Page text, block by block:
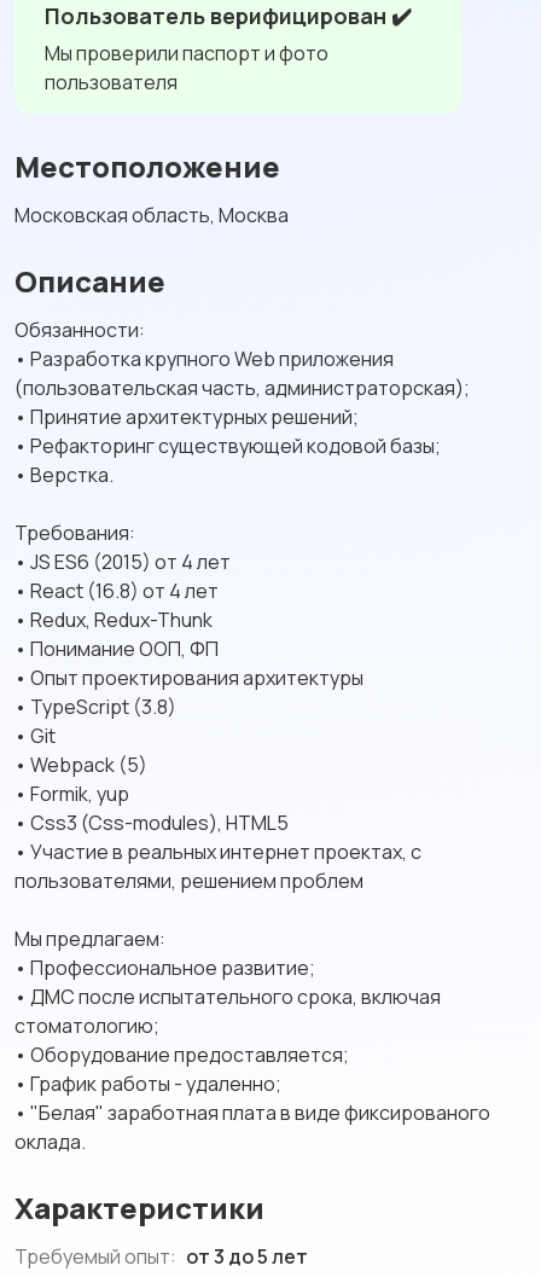
Пользователь верифицирован ✔️
Мы проверили паспорт и фото
пользователя
Местоположение
Московская область, Москва
Описание
Обязанности:
• Разработка крупного Web приложения
(пользовательская часть, администраторская);
• Принятие архитектурных решений;
• Рефакторинг существующей кодовой базы;
• Верстка.
Требования:
• JS ES6 (2015) от 4 лет
• React (16.8) от 4 лет
• Redux, Redux-Thunk
• Понимание ООП, ФП
• Опыт проектирования архитектуры
• TypeScript (3.8)
• Git
• Webpack (5)
• Formik, yup
• Css3 (Css-modules), HTML5
• Участие в реальных интернет проектах, с
пользователями, решением проблем
Мы предлагаем:
• Профессиональное развитие;
• ДМС после испытательного срока, включая
стоматологию;
• Оборудование предоставляется;
• График работы - удаленно;
• "Белая" заработная плата в виде фиксированого
оклада.
Характеристики
Требуемый опыт: от 3 до 5 лет